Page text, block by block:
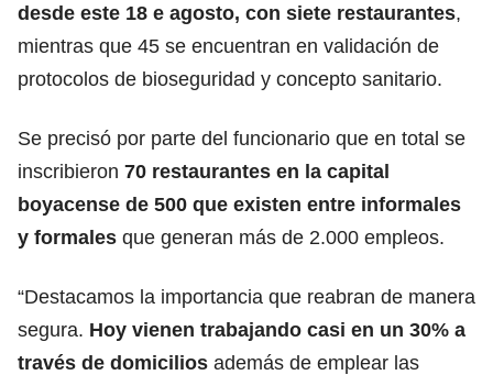
desde este 18 e agosto, con siete restaurantes,
mientras que 45 se encuentran en validación de
protocolos de bioseguridad y concepto sanitario.
Se precisó por parte del funcionario que en total se
inscribieron 70 restaurantes en la capital
boyacense de 500 que existen entre informales
y formales que generan más de 2.000 empleos.
“Destacamos la importancia que reabran de manera
segura. Hoy vienen trabajando casi en un 30% a
través de domicilios además de emplear las